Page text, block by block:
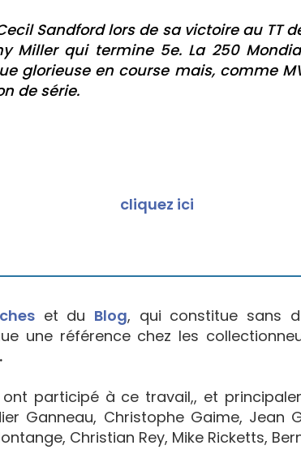
Sandford lors de sa victoire au TT
Miller qui termine 5e. La 250
glorieuse en course mais, comme
de série.
cliquez ici
et du Blog, qui constitue sans
une référence chez les
participé à ce travail,, et
Ganneau, Christophe Gaime, Jean
Christian Rey, Mike Ricketts,